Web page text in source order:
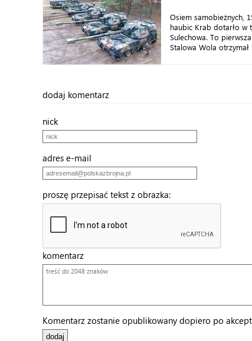
Osiem samobieżnych,
haubic Krab dotarło w
Sulechowa. To
Stalowa Wola otrzymał
dodaj komentarz
nick
adres e-mail
proszę przepisać tekst z obrazka:
komentarz
Komentarz zostanie opublikowany dopiero po